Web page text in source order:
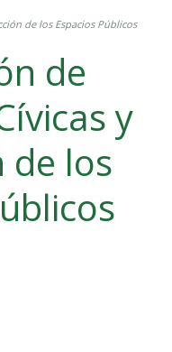
de los Espacios Públicos
de
y
de los